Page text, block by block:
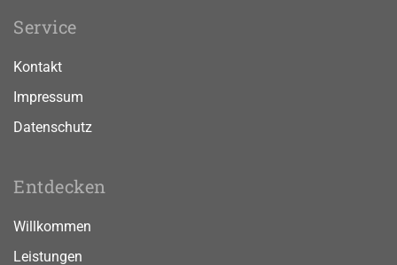
Service
Kontakt
Impressum
Datenschutz
Entdecken
Willkommen
Leistungen